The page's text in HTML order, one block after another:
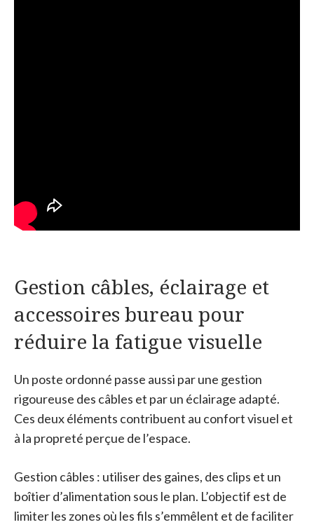
Gestion câbles, éclairage et
accessoires bureau pour
réduire la fatigue visuelle
Un poste ordonné passe aussi par une gestion
rigoureuse des câbles et par un éclairage adapté.
Ces deux éléments contribuent au confort visuel et
à la propreté perçue de l’espace.
Gestion câbles : utiliser des gaines, des clips et un
boîtier d’alimentation sous le plan. L’objectif est de
limiter les zones où les fils s’emmêlent et de faciliter